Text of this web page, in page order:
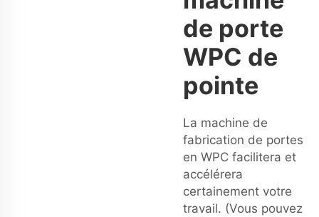
de porte
WPC de
pointe
La machine de
fabrication de portes
en WPC facilitera et
accélérera
certainement votre
travail. (Vous pouvez